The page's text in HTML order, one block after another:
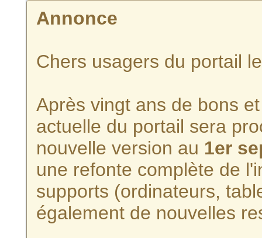
Annonce
Chers usagers du portail
Après vingt ans de bons
actuelle du portail sera
nouvelle version au 1er
une refonte complète de
supports (ordinateurs,
également de nouvelles